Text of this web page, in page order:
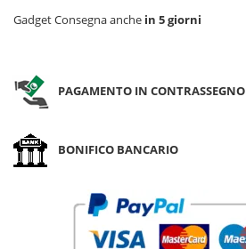
Gadget Consegna anche in 5 giorni
PAGAMENTO IN CONTRASSEGNO
BONIFICO BANCARIO